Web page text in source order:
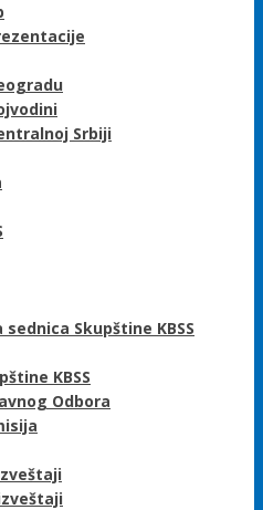
Srbiji
Skupštine KBSS
KBSS
Odbora